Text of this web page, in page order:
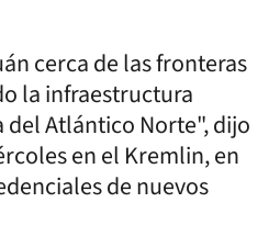
cerca de las fronteras
la infraestructura
del Atlántico Norte", dijo
en el Kremlin, en
de nuevos